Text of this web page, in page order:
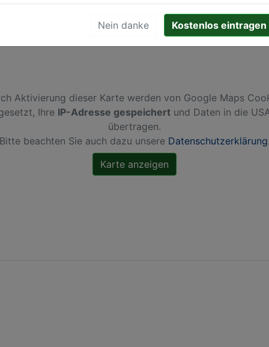
Aktivierung dieser Karte werden von Google Maps
Ihre IP-Adresse gespeichert und Daten in die
übertragen.
beachten Sie auch dazu unsere Datenschutzerklärung.
Nein danke Kostenlos eintragen